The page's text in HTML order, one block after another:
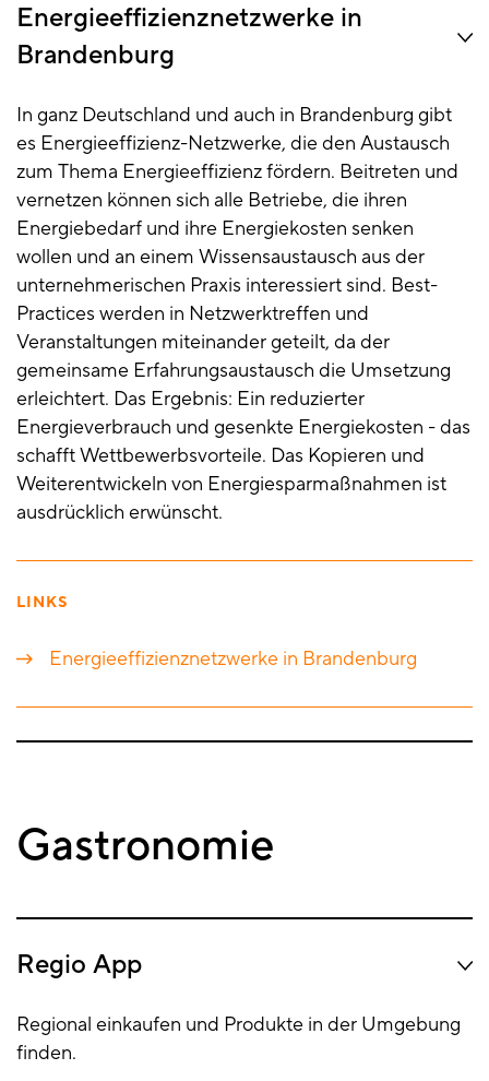
Energieeffizienznetzwerke in
Brandenburg
In ganz Deutschland und auch in Brandenburg gibt
es Energieeffizienz-Netzwerke, die den Austausch
zum Thema Energieeffizienz fördern. Beitreten und
vernetzen können sich alle Betriebe, die ihren
Energiebedarf und ihre Energiekosten senken
wollen und an einem Wissensaustausch aus der
unternehmerischen Praxis interessiert sind. Best-
Practices werden in Netzwerktreffen und
Veranstaltungen miteinander geteilt, da der
gemeinsame Erfahrungsaustausch die Umsetzung
erleichtert. Das Ergebnis: Ein reduzierter
Energieverbrauch und gesenkte Energiekosten - das
schafft Wettbewerbsvorteile. Das Kopieren und
Weiterentwickeln von Energiesparmaßnahmen ist
ausdrücklich erwünscht.
LINKS
Energieeffizienznetzwerke in Brandenburg
Gastronomie
Regio App
Regional einkaufen und Produkte in der Umgebung
finden.